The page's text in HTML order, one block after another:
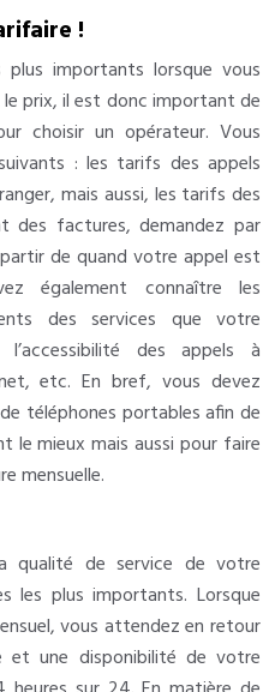
!
importants lorsque vous
prix, il est donc important de
choisir un opérateur. Vous
: les tarifs des appels
mais aussi, les tarifs des
des factures, demandez par
de quand votre appel est
également connaître les
des services que votre
des appels à
etc. En bref, vous devez
téléphones portables afin de
le mieux mais aussi pour faire
mensuelle.
qualité de service de votre
les plus importants. Lorsque
vous attendez en retour
et une disponibilité de votre